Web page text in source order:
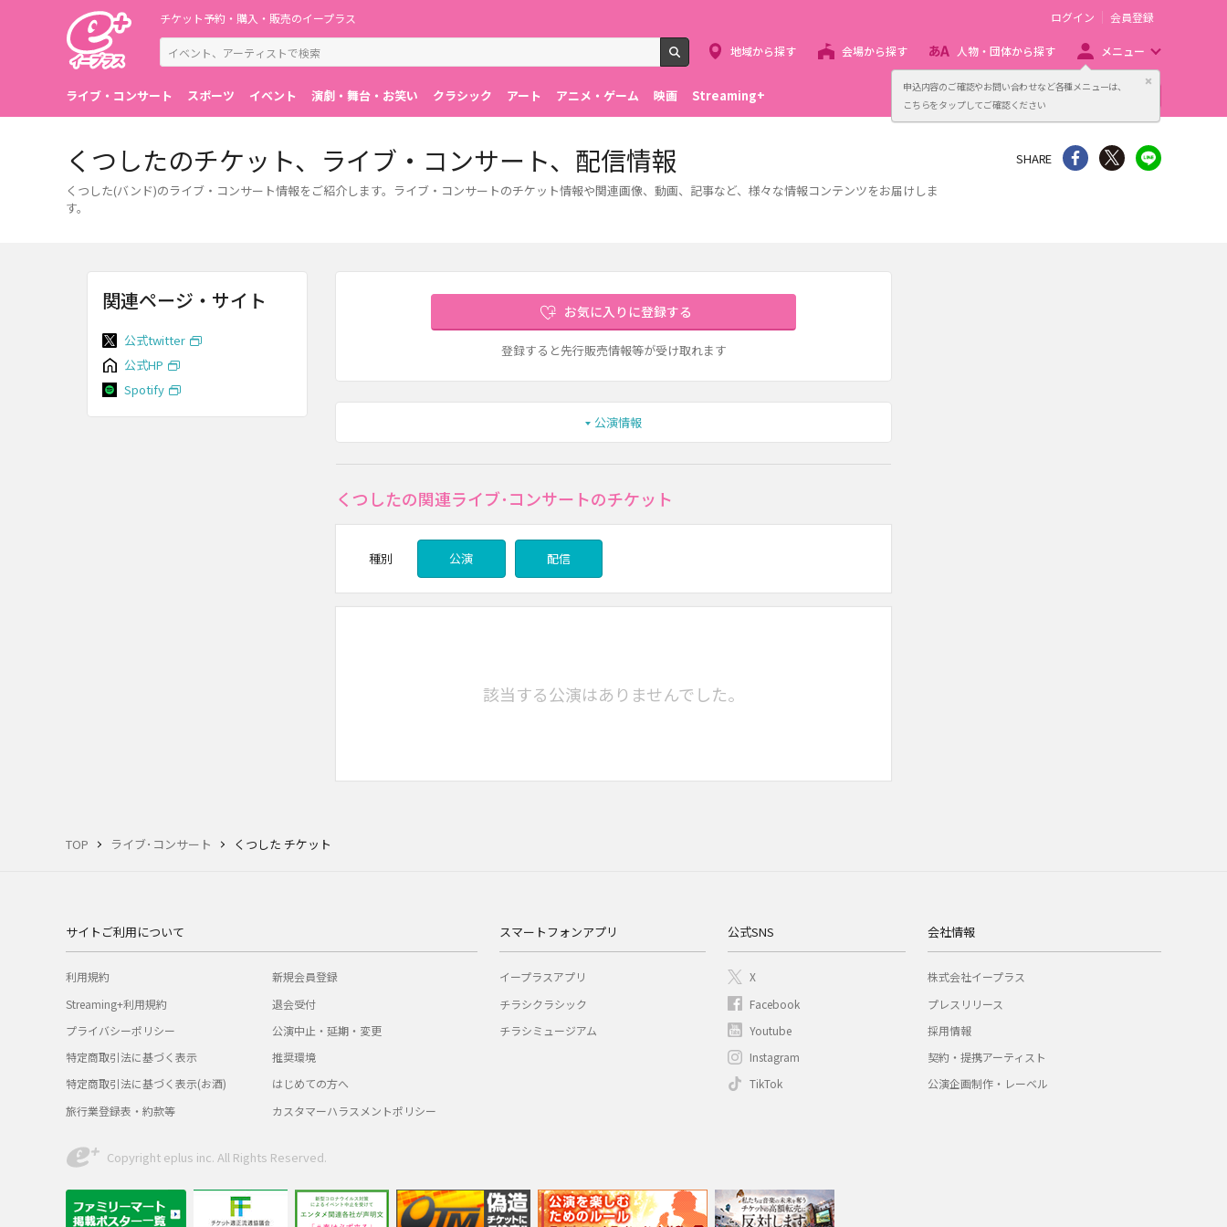
申込内容のご確認やお問い合わせなど各種メニューは、
こちらをタップしてご確認ください
閉じる
チケット予約・購入・販売のイープラス
検索
ログイン 会員登録
地域から探す 会場から探す 人物・団体から探す メニュー
ライブ・コンサート スポーツ イベント 演劇・舞台・お笑い クラシック アート アニメ・ゲーム 映画 Streaming+ 主催者向け販売サービス
TOP ライブ･コンサート くつした チケット
くつしたのチケット、ライブ・コンサート、配信情報
くつした(バンド)のライブ・コンサート情報をご紹介します。ライブ・コンサートのチケット情報や関連画像、動画、記事など、様々な情報コンテンツをお届けしま
す。
SHARE シェア Twitter
お気に入りに登録する
登録すると先行販売情報等が受け取れます
公演情報
くつしたの関連ライブ･コンサートのチケット
種別 公演 配信
該当する公演はありませんでした。
関連ページ・サイト
公式twitter
公式HP
Spotify
サイトご利用について
利用規約
Streaming+利用規約
プライバシーポリシー
特定商取引法に基づく表示
特定商取引法に基づく表示(お酒)
旅行業登録表・約款等
新規会員登録
退会受付
公演中止・延期・変更
推奨環境
はじめての方へ
カスタマーハラスメントポリシー
スマートフォンアプリ
イープラスアプリ
チラシクラシック
チラシミュージアム
公式SNS
X
Facebook
Youtube
Instagram
TikTok
会社情報
株式会社イープラス
プレスリリース
採用情報
契約・提携アーティスト
公演企画制作・レーベル
Copyright eplus inc. All Rights Reserved.